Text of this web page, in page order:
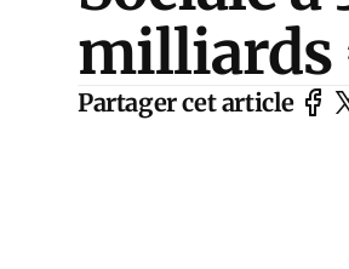
milliards
Partager cet article